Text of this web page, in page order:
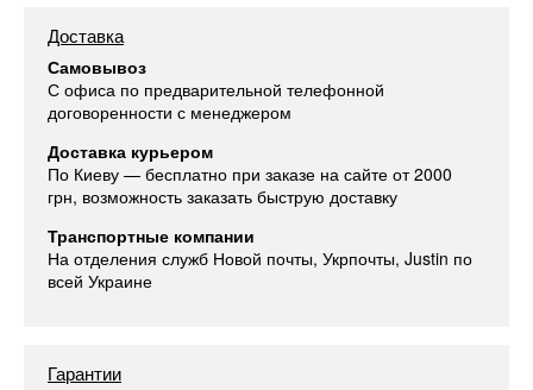
Доставка
Самовывоз
С офиса по предварительной телефонной
договоренности с менеджером
Доставка курьером
По Киеву — бесплатно при заказе на сайте от 2000
грн, возможность заказать быструю доставку
Транспортные компании
На отделения служб Новой почты, Укрпочты, Justin по
всей Украине
Гарантии